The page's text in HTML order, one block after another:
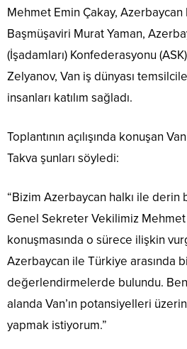
Mehmet Emin Çakay,
Başmüşaviri Murat Yaman,
(İşadamları) Konfederasyonu
Zelyanov, Van iş dünyası
insanları katılım sağladı.
Toplantının açılışında konuşan
Takva şunları söyledi:
“Bizim Azerbaycan halkı ile derin
Genel Sekreter Vekilimiz
konuşmasında o sürece ilişkin
Azerbaycan ile Türkiye arasında
değerlendirmelerde bulundu.
alanda Van’ın potansiyelleri
yapmak istiyorum.”